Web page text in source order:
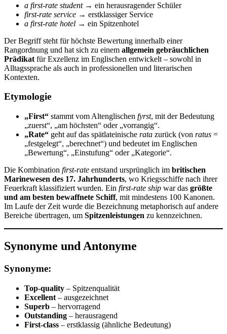
a first-rate student→ ein herausragender Schüler
first-rate service → erstklassiger Service
a first-rate hotel → ein Spitzenhotel
Der Begriff steht für höchste Bewertung innerhalb einer
Rangordnung und hat sich zu einem allgemein gebräuchlichen
Prädikat für Exzellenz im Englischen entwickelt – sowohl in
Alltagssprache als auch in professionellen und literarischen
Kontexten.
Etymologie
„First“ stammt vom Altenglischen fyrst, mit der Bedeutung
„zuerst“, „am höchsten“ oder „vorrangig“.
„Rate“ geht auf das spätlateinische rata zurück (von ratus =
„festgelegt“, „berechnet“) und bedeutet im Englischen
„Bewertung“, „Einstufung“ oder „Kategorie“.
Die Kombination first-rate entstand ursprünglich im britischen
Marinewesen des 17. Jahrhunderts, wo Kriegsschiffe nach ihrer
Feuerkraft klassifiziert wurden. Ein first-rate ship war das größte
und am besten bewaffnete Schiff, mit mindestens 100 Kanonen.
Im Laufe der Zeit wurde die Bezeichnung metaphorisch auf andere
Bereiche übertragen, um Spitzenleistungen zu kennzeichnen.
Synonyme und Antonyme
Synonyme:
Top-quality – Spitzenqualität
Excellent – ausgezeichnet
Superb – hervorragend
Outstanding – herausragend
First-class – erstklassig (ähnliche Bedeutung)